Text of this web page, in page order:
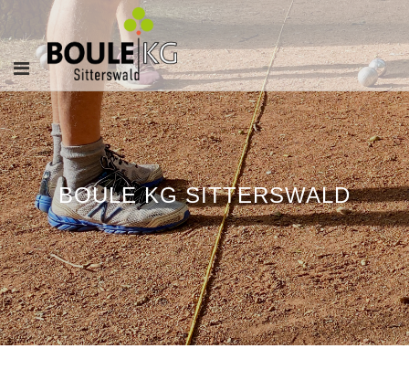
BOULE KG SITTERSWALD